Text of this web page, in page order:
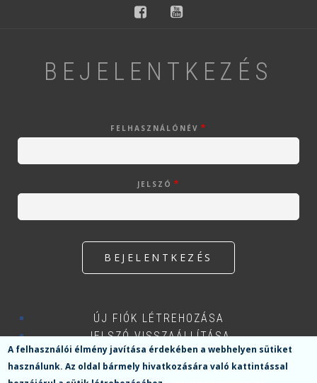
facebookyoutube
BEJELENTKEZÉS
FELHASZNÁLÓNÉV
JELSZÓ
ÚJ FIÓK LÉTREHOZÁSA
JELSZÓ VISSZAÁLLÍTÁSA
A felhasználói élmény javítása érdekében a webhelyen sütiket
használunk.Az oldal bármely hivatkozására való kattintással